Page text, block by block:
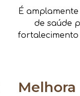
É
de saúde
fortalecimento